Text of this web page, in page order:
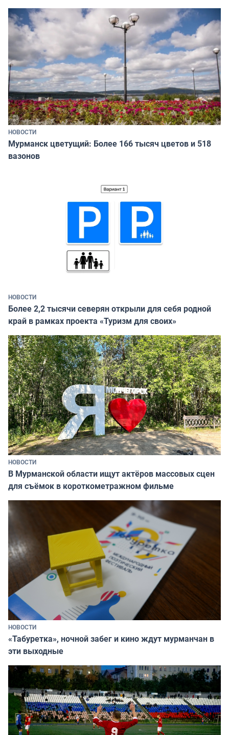
НОВОСТИ
Мурманск цветущий: Более 166 тысяч цветов и 518
вазонов
НОВОСТИ
Более 2,2 тысячи северян открыли для себя родной
край в рамках проекта «Туризм для своих»
НОВОСТИ
В Мурманской области ищут актёров массовых сцен
для съёмок в короткометражном фильме
НОВОСТИ
«Табуретка», ночной забег и кино ждут мурманчан в
эти выходные